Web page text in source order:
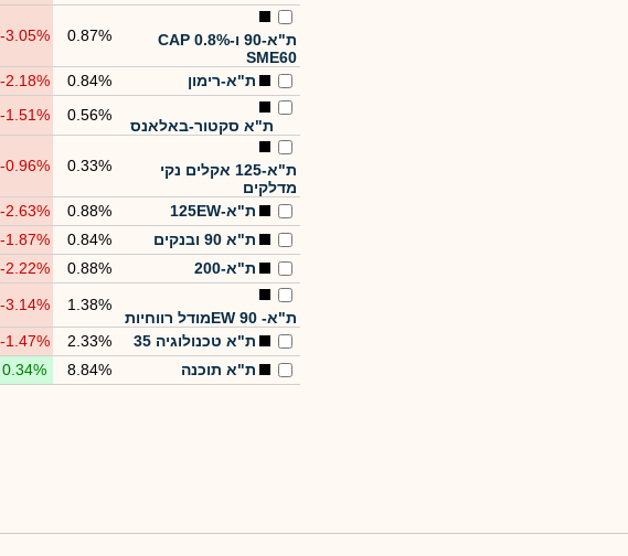
ת"א-90 ו-CAP 0.8%
SME60
0.87%
-3.05%
ת"א-רימון 0.84%
-2.18%
ת"א סקטור-באלאנס
0.56%
-1.51%
ת"א-125 אקלים נקי
מדלקים
0.33%
-0.96%
ת"א-125EW 0.88%
-2.63%
ת"א 90 ובנקים
0.84%
-1.87%
ת"א-200
0.88%
-2.22%
ת"א- EW 90מודל רווחיות
1.38%
-3.14%
ת"א טכנולוגיה 35 2.33%
-1.47%
ת"א תוכנה
8.84%
0.34%